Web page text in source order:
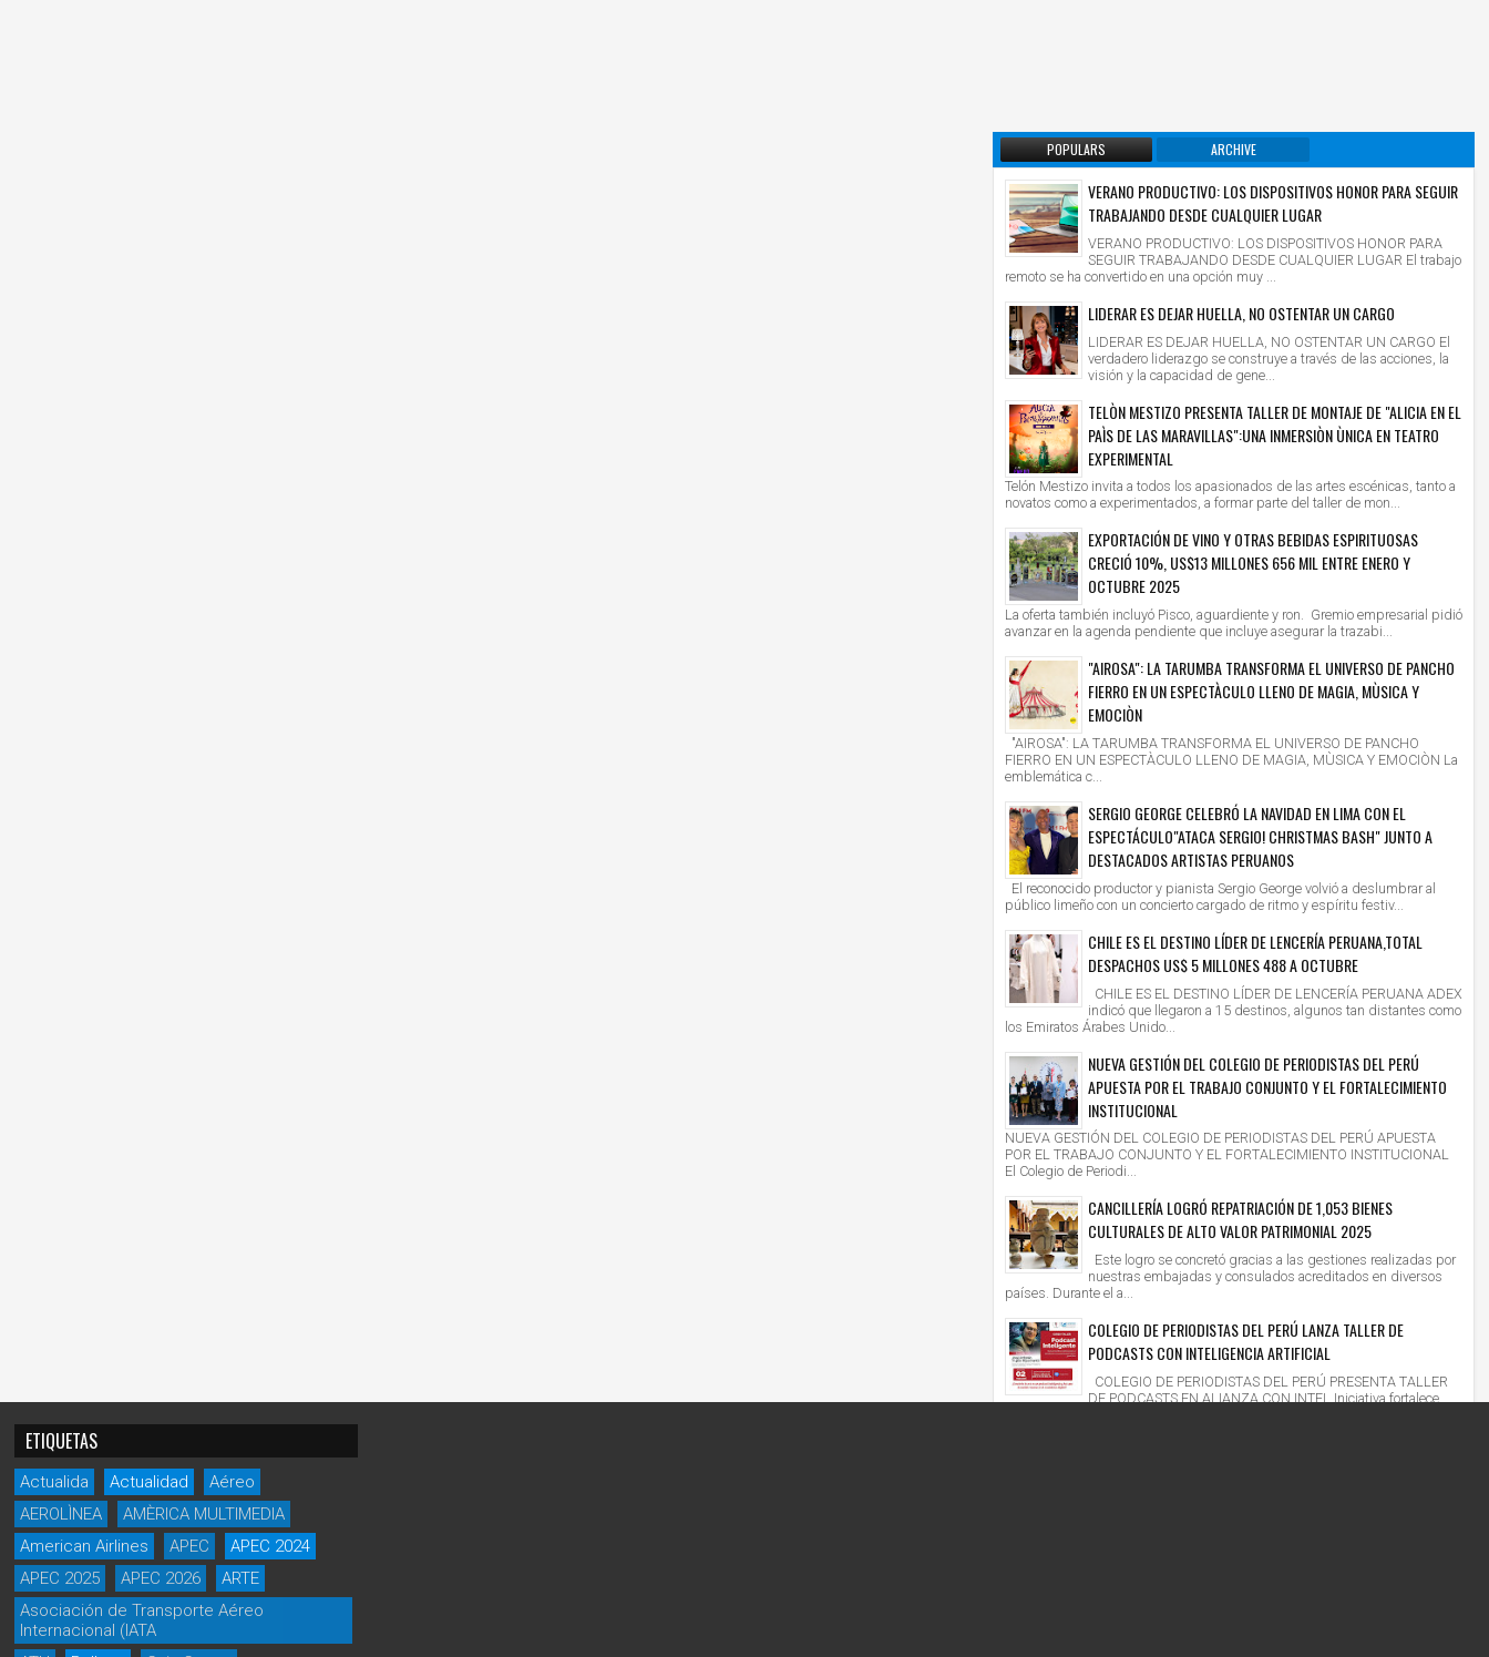
POPULARS ARCHIVE
VERANO PRODUCTIVO: LOS DISPOSITIVOS HONOR PARA SEGUIR
TRABAJANDO DESDE CUALQUIER LUGAR
VERANO PRODUCTIVO: LOS DISPOSITIVOS HONOR PARA
SEGUIR TRABAJANDO DESDE CUALQUIER LUGAR El trabajo
remoto se ha convertido en una opción muy ...
LIDERAR ES DEJAR HUELLA, NO OSTENTAR UN CARGO
LIDERAR ES DEJAR HUELLA, NO OSTENTAR UN CARGO El
verdadero liderazgo se construye a través de las acciones, la
visión y la capacidad de gene...
TELÒN MESTIZO PRESENTA TALLER DE MONTAJE DE "ALICIA EN EL
PAÌS DE LAS MARAVILLAS":UNA INMERSIÒN ÙNICA EN TEATRO
EXPERIMENTAL
Telón Mestizo invita a todos los apasionados de las artes escénicas, tanto a
novatos como a experimentados, a formar parte del taller de mon...
EXPORTACIÓN DE VINO Y OTRAS BEBIDAS ESPIRITUOSAS
CRECIÓ 10%, US$13 MILLONES 656 MIL ENTRE ENERO Y
OCTUBRE 2025
La oferta también incluyó Pisco, aguardiente y ron. Gremio empresarial pidió
avanzar en la agenda pendiente que incluye asegurar la trazabi...
"AIROSA": LA TARUMBA TRANSFORMA EL UNIVERSO DE PANCHO
FIERRO EN UN ESPECTÀCULO LLENO DE MAGIA, MÙSICA Y
EMOCIÒN
"AIROSA": LA TARUMBA TRANSFORMA EL UNIVERSO DE PANCHO
FIERRO EN UN ESPECTÀCULO LLENO DE MAGIA, MÙSICA Y EMOCIÒN La
emblemática c...
SERGIO GEORGE CELEBRÓ LA NAVIDAD EN LIMA CON EL
ESPECTÁCULO"ATACA SERGIO! CHRISTMAS BASH" JUNTO A
DESTACADOS ARTISTAS PERUANOS
El reconocido productor y pianista Sergio George volvió a deslumbrar al
público limeño con un concierto cargado de ritmo y espíritu festiv...
CHILE ES EL DESTINO LÍDER DE LENCERÍA PERUANA,TOTAL
DESPACHOS US$ 5 MILLONES 488 A OCTUBRE
CHILE ES EL DESTINO LÍDER DE LENCERÍA PERUANA ADEX
indicó que llegaron a 15 destinos, algunos tan distantes como
los Emiratos Árabes Unido...
NUEVA GESTIÓN DEL COLEGIO DE PERIODISTAS DEL PERÚ
APUESTA POR EL TRABAJO CONJUNTO Y EL FORTALECIMIENTO
INSTITUCIONAL
NUEVA GESTIÓN DEL COLEGIO DE PERIODISTAS DEL PERÚ APUESTA
POR EL TRABAJO CONJUNTO Y EL FORTALECIMIENTO INSTITUCIONAL
El Colegio de Periodi...
CANCILLERÍA LOGRÓ REPATRIACIÓN DE 1,053 BIENES
CULTURALES DE ALTO VALOR PATRIMONIAL 2025
Este logro se concretó gracias a las gestiones realizadas por
nuestras embajadas y consulados acreditados en diversos
países. Durante el a...
COLEGIO DE PERIODISTAS DEL PERÚ LANZA TALLER DE
PODCASTS CON INTELIGENCIA ARTIFICIAL
COLEGIO DE PERIODISTAS DEL PERÚ PRESENTA TALLER
DE PODCASTS EN ALIANZA CON INTEL Iniciativa fortalece
ETIQUETAS
Actualida Actualidad
Aéreo
AEROLÌNEA
AMÈRICA MULTIMEDIA
American Airlines
APEC
APEC 2024
APEC 2025
APEC 2026
ARTE
Asociación de Transporte Aéreo
Internacional (IATA